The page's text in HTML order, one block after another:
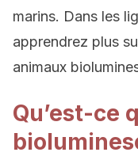
marins. Dans les
apprendrez plus
animaux
Qu’est-ce